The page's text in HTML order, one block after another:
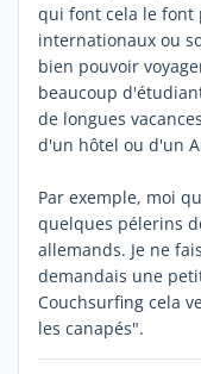
qui font cela le font
internationaux ou
bien pouvoir
beaucoup
de longues
d'un hôtel ou d'un
Par exemple, moi
quelques pélerins
allemands. Je ne
demandais une
Couchsurfing cela
les canapés".